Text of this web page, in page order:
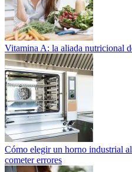
Vitamina A: la aliada nutricional
Cómo elegir un horno industrial
cometer errores